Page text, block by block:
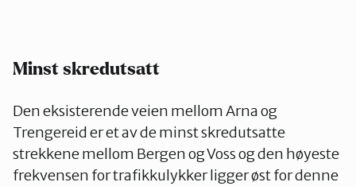
Minst skredutsatt
Den eksisterende veien mellom Arna og
Trengereid er et av de minst skredutsatte
strekkene mellom Bergen og Voss og den høyeste
frekvensen for trafikkulykker ligger øst for denne